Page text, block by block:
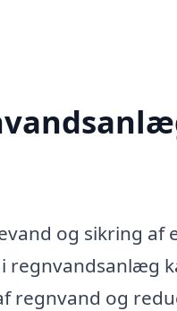
og sikring af
regnvandsanlæg
regnvand og